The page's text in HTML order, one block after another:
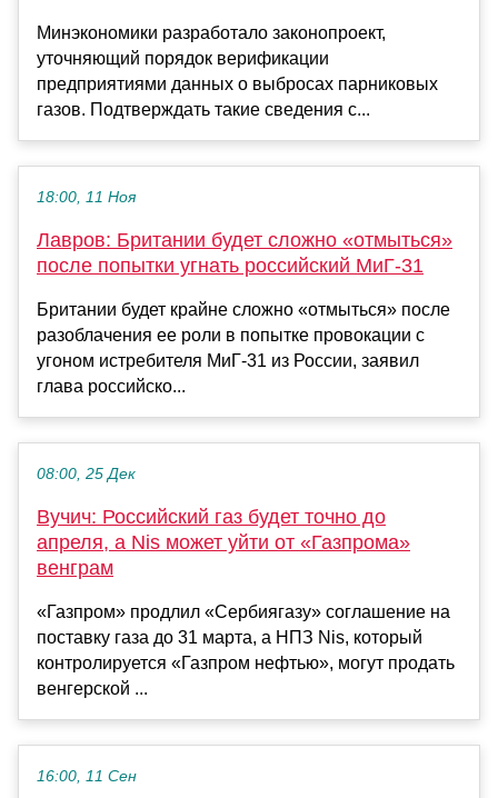
Минэкономики разработало законопроект,
уточняющий порядок верификации
предприятиями данных о выбросах парниковых
газов. Подтверждать такие сведения с...
18:00, 11 Ноя
Лавров: Британии будет сложно «отмыться»
после попытки угнать российский МиГ-31
Британии будет крайне сложно «отмыться» после
разоблачения ее роли в попытке провокации с
угоном истребителя МиГ-31 из России, заявил
глава российско...
08:00, 25 Дек
Вучич: Российский газ будет точно до
апреля, а Nis может уйти от «Газпрома»
венграм
«Газпром» продлил «Сербиягазу» соглашение на
поставку газа до 31 марта, а НПЗ Nis, который
контролируется «Газпром нефтью», могут продать
венгерской ...
16:00, 11 Сен